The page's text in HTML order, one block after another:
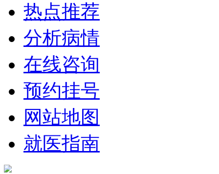
热点推荐
分析病情
在线咨询
预约挂号
网站地图
就医指南